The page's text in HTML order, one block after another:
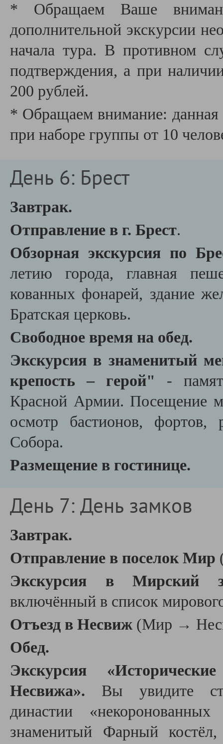
* Обращаем Ваше
дополнительной экскурсии
начала тура. В противном
подтверждения, а при
200 рублей.
* Обращаем внимание: данная
при наборе группы от 10
День 6: Брест
Завтрак.
Отправление в г. Брест.
Обзорная экскурсия по
летию города,
главная
кованных фонарей, здание
Братская церковь.
Свободное время на обед.
Экскурсия в знаменитый
крепость – герой"
-
Красной Армии. Посещение
осмотр бастионов, фортов,
Собора.
Размещение в гостинице.
День 7: День замков
Завтрак.
Отправление в поселок Мир
Экскурсия в Мирский
включённый в список
Отъезд в Несвиж (Мир →
Обед.
Экскурсия
Несвижа».
Вы увидите
династии
знаменитый Фарный